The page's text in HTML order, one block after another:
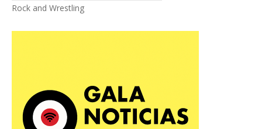
Rock and Wrestling